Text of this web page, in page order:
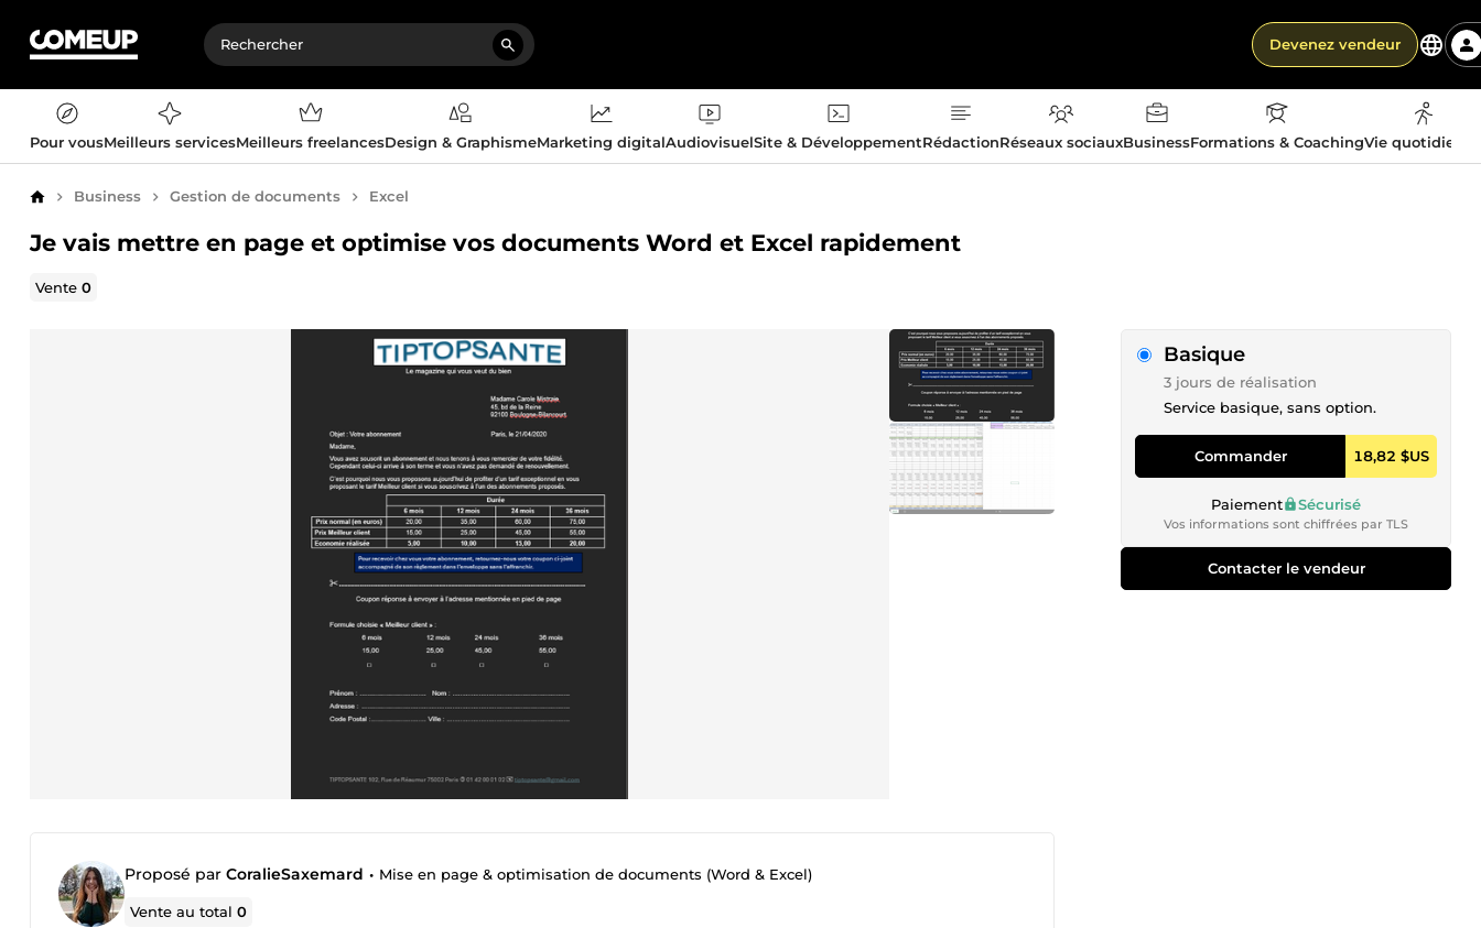
Devenez vendeur
Pour vousMeilleurs servicesMeilleurs freelancesDesign & GraphismeMarketing digitalAudiovisuelSite & DéveloppementRédactionRéseaux sociauxBusinessFormations & CoachingVie
AccueilBusiness Gestion de documents Excel
Je vais mettre en page et optimise vos documents Word et Excel rapidement
Vente0
Proposé par CoralieSaxemard • Mise en page & optimisation de documents (Word & Excel)
Vente au total0
Basique
3 jours de réalisation
Service basique, sans option.
Commander 18,82 $US
Paiement Sécurisé
Vos informations sont chiffrées par TLS
Contacter le vendeur